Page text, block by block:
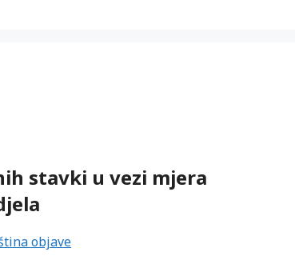
stavki u vezi mjera
objave